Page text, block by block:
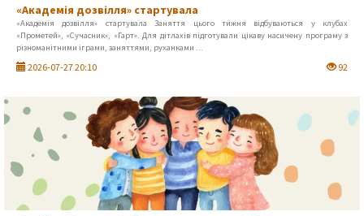
«Академія дозвілля» стартувала
«Академія дозвілля» стартувала Заняття цього тижня відбуваються у клубах
«Прометей», «Сучасник», «Гарт». Для дітлахів підготували цікаву насичену програму з
різноманітними іграми, заняттями, руханками ...
2026-07-27 20:10 92